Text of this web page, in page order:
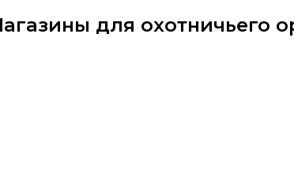
для охотничьего